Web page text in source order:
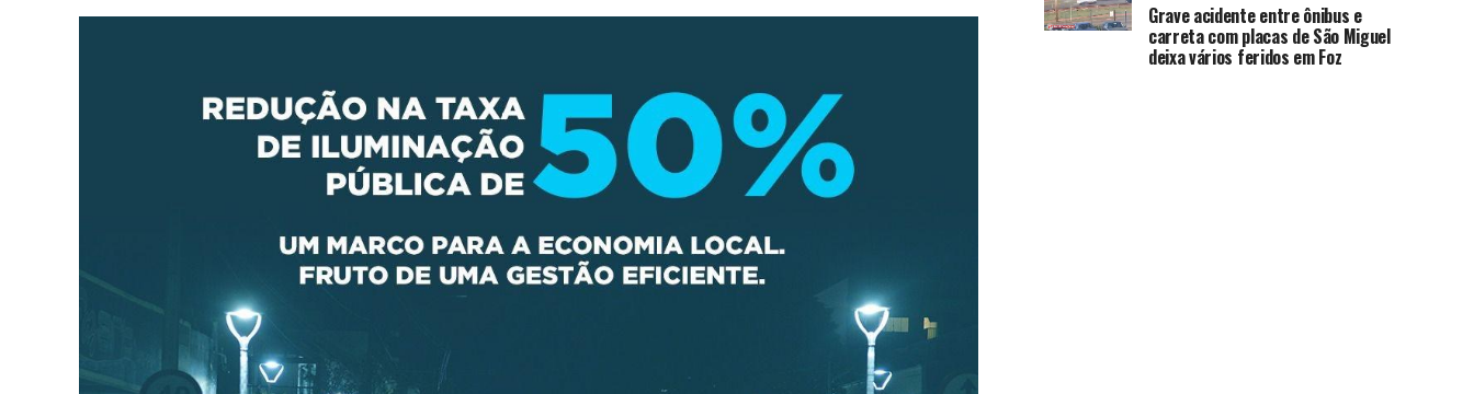
Grave acidente entre ônibus e
carreta com placas de São Miguel
deixa vários feridos em Foz